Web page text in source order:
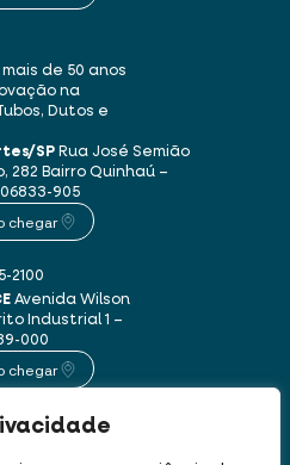
de 50 anos
na
Dutos e
SPRua José Semião
282 Bairro Quinhaú –
905
chegar
2100
Avenida Wilson
Industrial 1 –
000
chegar
1235